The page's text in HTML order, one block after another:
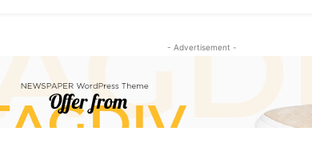
- Advertisement -